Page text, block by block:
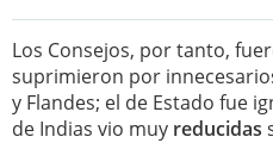
Los Consejos, por tanto,
suprimieron por
y Flandes; el de Estado fue
de Indias vio muy reducidas